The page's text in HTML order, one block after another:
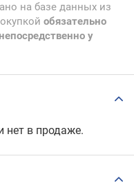
на базе данных из
обязательно
у
нет в продаже.